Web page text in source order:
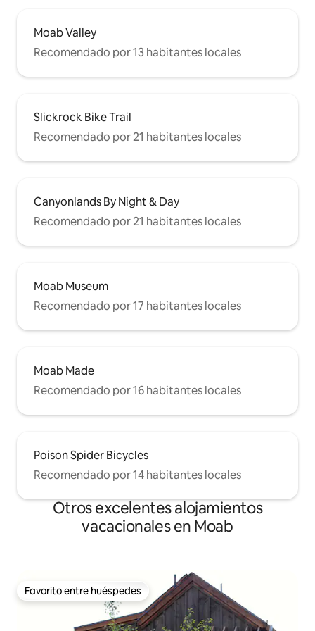
Moab Valley
Recomendado por 13 habitantes locales
Slickrock Bike Trail
Recomendado por 21 habitantes locales
Canyonlands By Night & Day
Recomendado por 21 habitantes locales
Moab Museum
Recomendado por 17 habitantes locales
Moab Made
Recomendado por 16 habitantes locales
Poison Spider Bicycles
Recomendado por 14 habitantes locales
Otros excelentes alojamientos
vacacionales en Moab
Favorito entre huéspedes
Favorito entre huéspedes